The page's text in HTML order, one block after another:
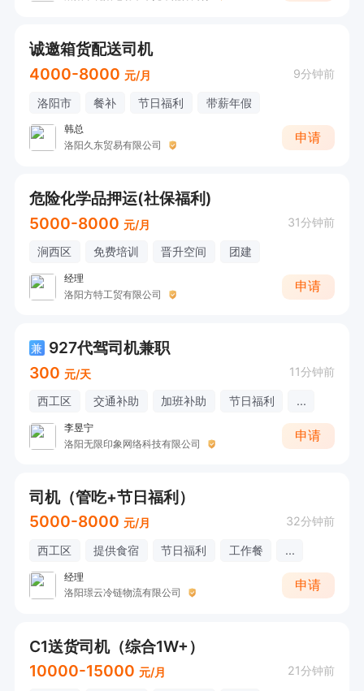
诚邀箱货配送司机
4000-8000 元/月 9分钟前
洛阳市 餐补 节日福利 带薪年假
韩总
洛阳久东贸易有限公司
申请
危险化学品押运(社保福利)
5000-8000 元/月 31分钟前
涧西区 免费培训 晋升空间 团建
经理
洛阳方特工贸有限公司
申请
兼 927代驾司机兼职
300 元/天 11分钟前
西工区 交通补助 加班补助 节日福利 ...
李昱宁
洛阳无限印象网络科技有限公司
申请
司机（管吃+节日福利）
5000-8000 元/月 32分钟前
西工区 提供食宿 节日福利 工作餐 ...
经理
洛阳璟云冷链物流有限公司
申请
C1送货司机（综合1W+）
10000-15000 元/月 21分钟前